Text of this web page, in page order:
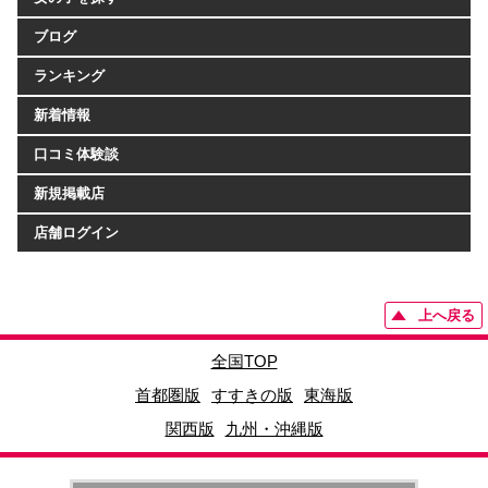
ブログ
ランキング
新着情報
口コミ体験談
新規掲載店
店舗ログイン
上へ戻る
全国TOP
首都圏版
すすきの版
東海版
関西版
九州・沖縄版